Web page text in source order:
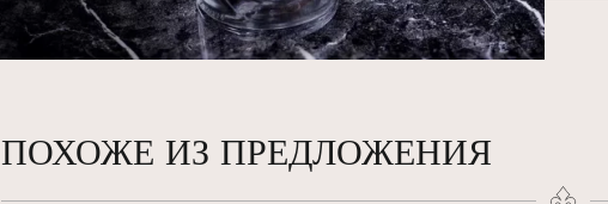
ПОХОЖЕ ИЗ ПРЕДЛОЖЕНИЯ